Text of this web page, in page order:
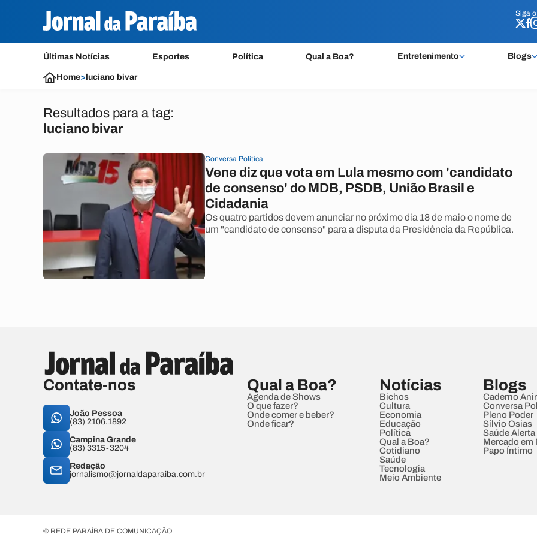
Siga o
Últimas Notícias Esportes Política Qual a Boa? Entretenimento Blogs
Siga o
Home> luciano bivar
Resultados para a tag:
luciano bivar
Conversa Política
Vene diz que vota em Lula mesmo com 'candidato
de consenso' do MDB, PSDB, União Brasil e
Cidadania
Os quatro partidos devem anunciar no próximo dia 18 de maio o nome de
um "candidato de consenso" para a disputa da Presidência da República.
Contate-nos
João Pessoa
(83) 2106.1892
Campina Grande
(83) 3315-3204
Redação
jornalismo@jornaldaparaiba.com.br
Qual a Boa?
Agenda de Shows
O que fazer?
Onde comer e beber?
Onde ficar?
Notícias
Bichos
Cultura
Economia
Educação
Política
Qual a Boa?
Cotidiano
Saúde
Tecnologia
Meio Ambiente
Blogs
Caderno
Conversa
Pleno Poder
Sílvio Osias
Saúde Alerta
Mercado em
Papo Íntimo
© REDE PARAÍBA DE COMUNICAÇÃO